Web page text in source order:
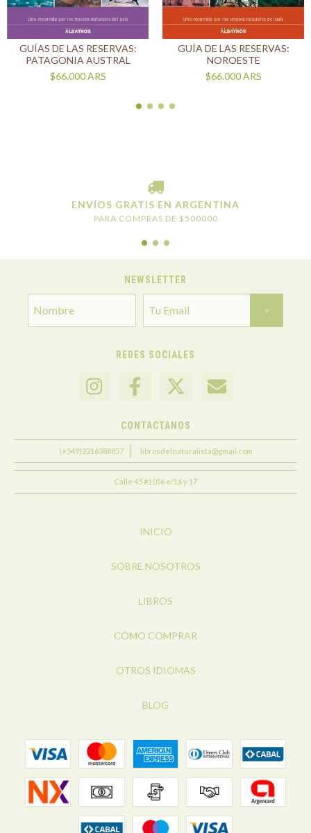
GUÍAS DE LAS RESERVAS:
PATAGONIA AUSTRAL
$66.000ARS
GUÍA DE LAS RESERVAS:
NOROESTE
$66.000ARS
ENVÍOS GRATIS EN ARGENTINA
PARA COMPRAS DE $500000
NEWSLETTER
REDES SOCIALES
CONTACTANOS
(+549)2216388857 librosdelnaturalista@gmail.com
Calle 45 #1056 e/16 y 17
INICIO
SOBRE NOSOTROS
LIBROS
CÓMO COMPRAR
OTROS IDIOMAS
BLOG